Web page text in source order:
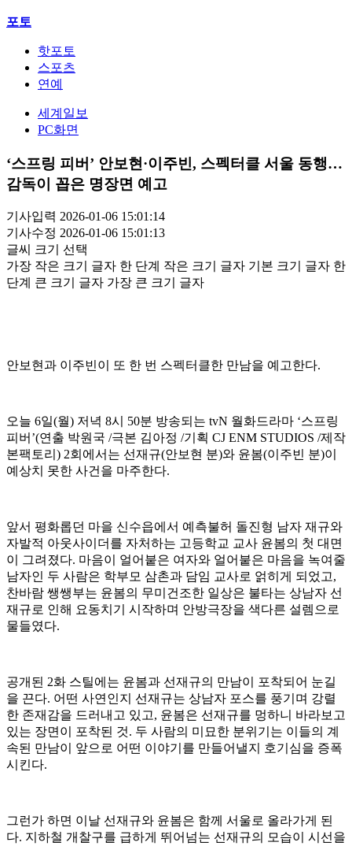
포토
핫포토
스포츠
연예
세계일보
PC화면
‘스프링 피버’ 안보현·이주빈, 스펙터클 서울 동행…
감독이 꼽은 명장면 예고
기사입력 2026-01-06 15:01:14
기사수정 2026-01-06 15:01:13
글씨 크기 선택
가장 작은 크기 글자 한 단계 작은 크기 글자 기본 크기 글자 한
단계 큰 크기 글자 가장 큰 크기 글자
안보현과 이주빈이 또 한 번 스펙터클한 만남을 예고한다.
오늘 6일(월) 저녁 8시 50분 방송되는 tvN 월화드라마 ‘스프링
피버’(연출 박원국 /극본 김아정 /기획 CJ ENM STUDIOS /제작
본팩토리) 2회에서는 선재규(안보현 분)와 윤봄(이주빈 분)이
예상치 못한 사건을 마주한다.
앞서 평화롭던 마을 신수읍에서 예측불허 돌진형 남자 재규와
자발적 아웃사이더를 자처하는 고등학교 교사 윤봄의 첫 대면
이 그려졌다. 마음이 얼어붙은 여자와 얼어붙은 마음을 녹여줄
남자인 두 사람은 학부모 삼촌과 담임 교사로 얽히게 되었고,
찬바람 쌩쌩부는 윤봄의 무미건조한 일상은 불타는 상남자 선
재규로 인해 요동치기 시작하며 안방극장을 색다른 설렘으로
물들였다.
공개된 2화 스틸에는 윤봄과 선재규의 만남이 포착되어 눈길
을 끈다. 어떤 사연인지 선재규는 상남자 포스를 풍기며 강렬
한 존재감을 드러내고 있고, 윤봄은 선재규를 멍하니 바라보고
있는 장면이 포착된 것. 두 사람의 미묘한 분위기는 이들의 계
속된 만남이 앞으로 어떤 이야기를 만들어낼지 호기심을 증폭
시킨다.
그런가 하면 이날 선재규와 윤봄은 함께 서울로 올라가게 된
다. 지하철 개찰구를 급하게 뛰어넘는 선재규의 모습이 시선을